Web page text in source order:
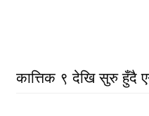
कात्तिक ९ देखि सुरु हुँदै